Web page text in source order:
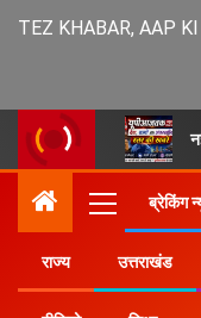
TEZ KHABAR, AAP
ब्रेकिंग
राज्य उत्तराखंड